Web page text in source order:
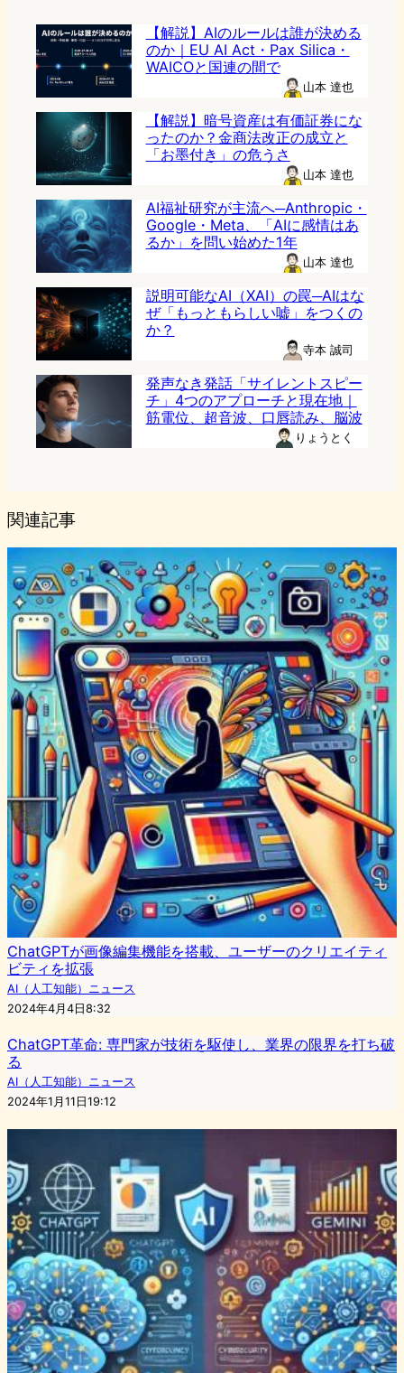
【解説】AIのルールは誰が決める
のか｜EU AI Act・Pax Silica・
WAICOと国連の間で
山本 達也
【解説】暗号資産は有価証券にな
ったのか？金商法改正の成立と
「お墨付き」の危うさ
山本 達也
AI福祉研究が主流へ─Anthropic・
Google・Meta、「AIに感情はあ
るか」を問い始めた1年
山本 達也
説明可能なAI（XAI）の罠─AIはな
ぜ「もっともらしい嘘」をつくの
か？
寺本 誠司
発声なき発話「サイレントスピー
チ」4つのアプローチと現在地｜
筋電位、超音波、口唇読み、脳波
りょうとく
関連記事
ChatGPTが画像編集機能を搭載、ユーザーのクリエイティ
ビティを拡張
AI（人工知能）ニュース
2024年4月4日8:32
ChatGPT革命: 専門家が技術を駆使し、業界の限界を打ち破
る
AI（人工知能）ニュース
2024年1月11日19:12